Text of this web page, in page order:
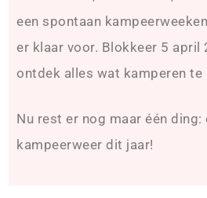
een spontaan
er klaar voor. Blokkeer 5 april
ontdek alles wat kamperen te
Nu rest er nog maar één
kampeerweer dit jaar!